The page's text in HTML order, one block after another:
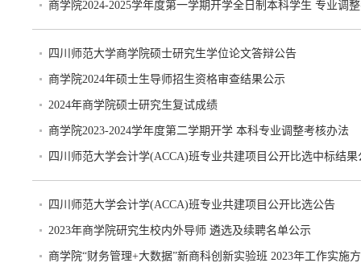
商学院2024-2025学年度第一学期开学全日制本科学生 专业调
四川师范大学商学院硕士研究生学位论文答辩公告
商学院2024年硕士生导师招生资格审查结果公示
2024年商学院硕士研究生复试成绩
商学院2023-2024学年度第二学期开学 本科专业调整考核办法
四川师范大学会计学(ACCA)班专业共建项目公开比选中标结果
四川师范大学会计学(ACCA)班专业共建项目公开比选公告
2023年商学院研究生校内外导师 遴选及续聘名单公示
商学院“财务管理+大数据”新商科创新实验班 2023年工作实施